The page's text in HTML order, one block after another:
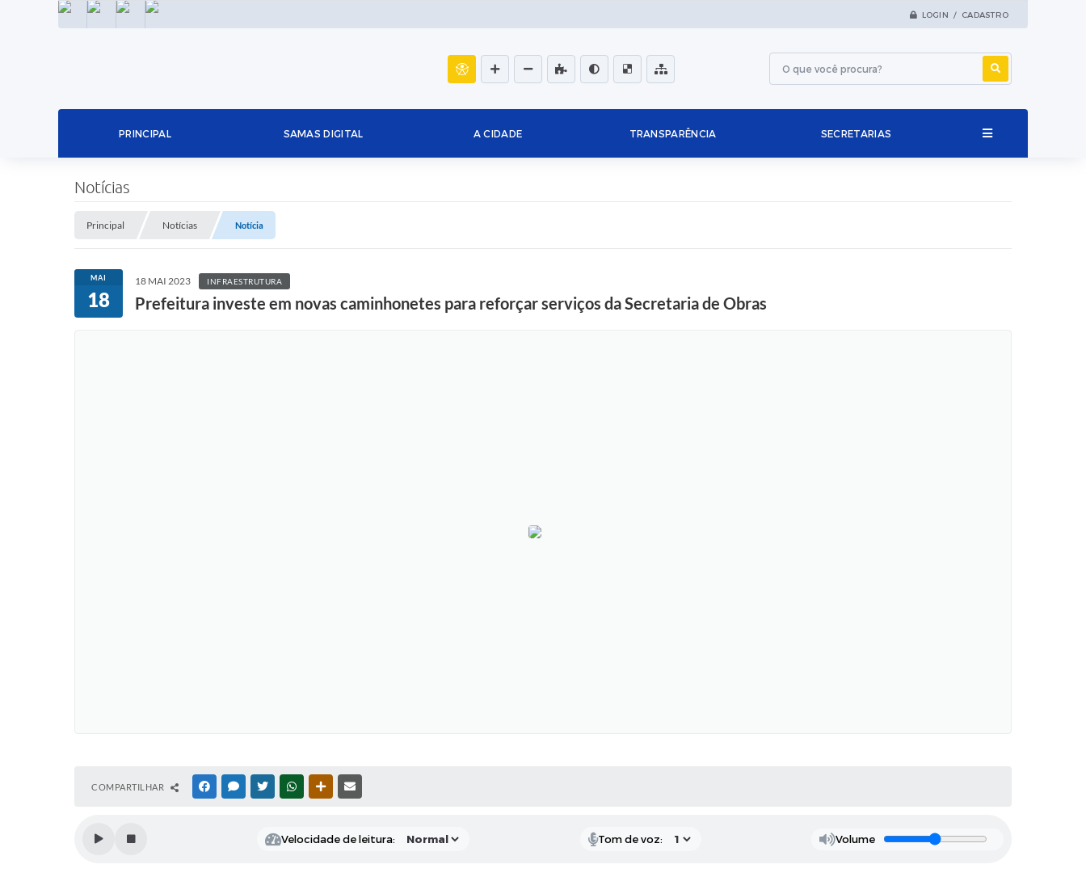
LOGIN / CADASTRO
INSTAGRAMFACEBOOKLINKEDIN
PRINCIPAL SAMAS DIGITAL A CIDADE TRANSPARÊNCIA SECRETARIAS
Notícias
Principal Notícias Notícia
MAI
18
18 MAI 2023 INFRAESTRUTURA
Prefeitura investe em novas caminhonetes para reforçar serviços da Secretaria de Obras
COMPARTILHAR FACEBOOKMESSENGER
TWITTERWHATSAPPOUTRAS MÍDIAS
Velocidade de leitura: Tom de voz: Volume